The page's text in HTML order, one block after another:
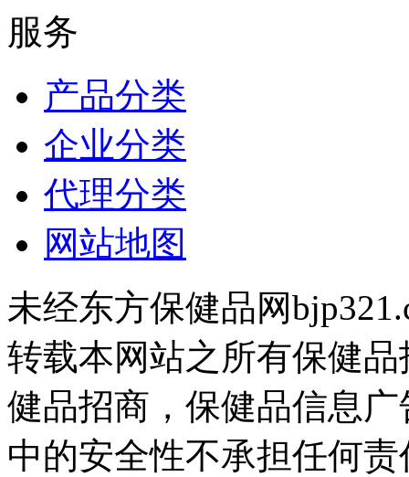
服务
产品分类
企业分类
代理分类
网站地图
未经东方保健品网
转载本网站之所有保健
健品招商，保健品信息
中的安全性不承担任何